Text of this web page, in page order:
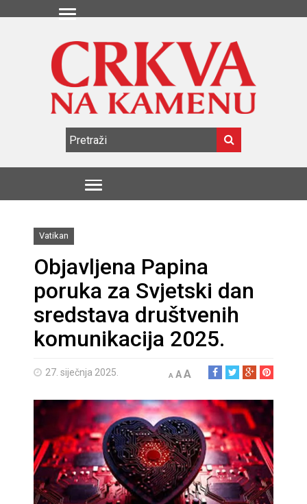
Vatikan
Objavljena Papina
poruka za Svjetski dan
sredstava društvenih
komunikacija 2025.
27. siječnja 2025. A AA